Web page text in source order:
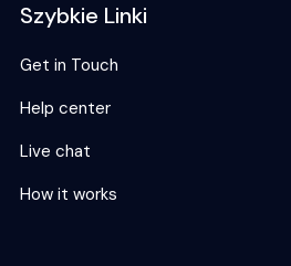
Szybkie Linki
Get in Touch
Help center
Live chat
How it works